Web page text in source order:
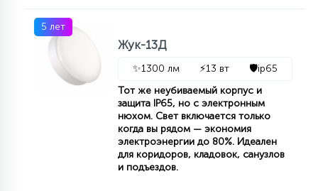
5 лет
Жук-13Д
✨1300 лм ⚡13 вт 🛡️ip65
Тот же неубиваемый корпус и
защита IP65, но с электронным
нюхом. Свет включается только
когда вы рядом — экономия
электроэнергии до 80%. Идеален
для коридоров, кладовок, санузлов
и подъездов.